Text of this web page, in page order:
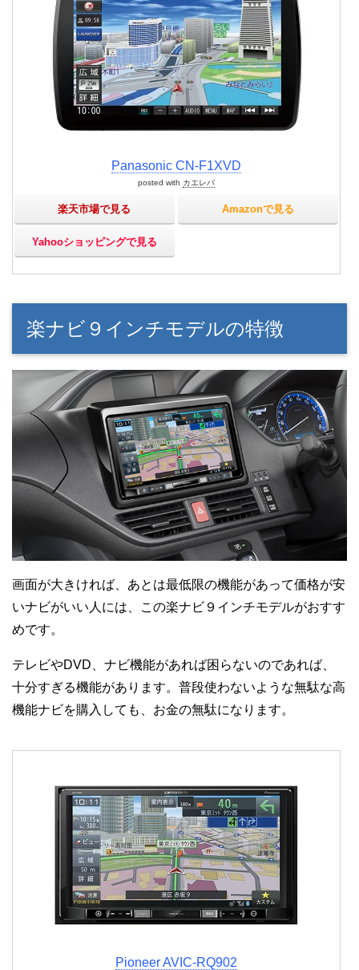
Panasonic CN-F1XVD
posted with カエレバ
楽天市場で見る Amazonで見る
Yahooショッピングで見る
楽ナビ９インチモデルの特徴
画面が大きければ、あとは最低限の機能があって価格が安
いナビがいい人には、この楽ナビ９インチモデルがおすす
めです。
テレビやDVD、ナビ機能があれば困らないのであれば、
十分すぎる機能があります。普段使わないような無駄な高
機能ナビを購入しても、お金の無駄になります。
Pioneer AVIC-RQ902